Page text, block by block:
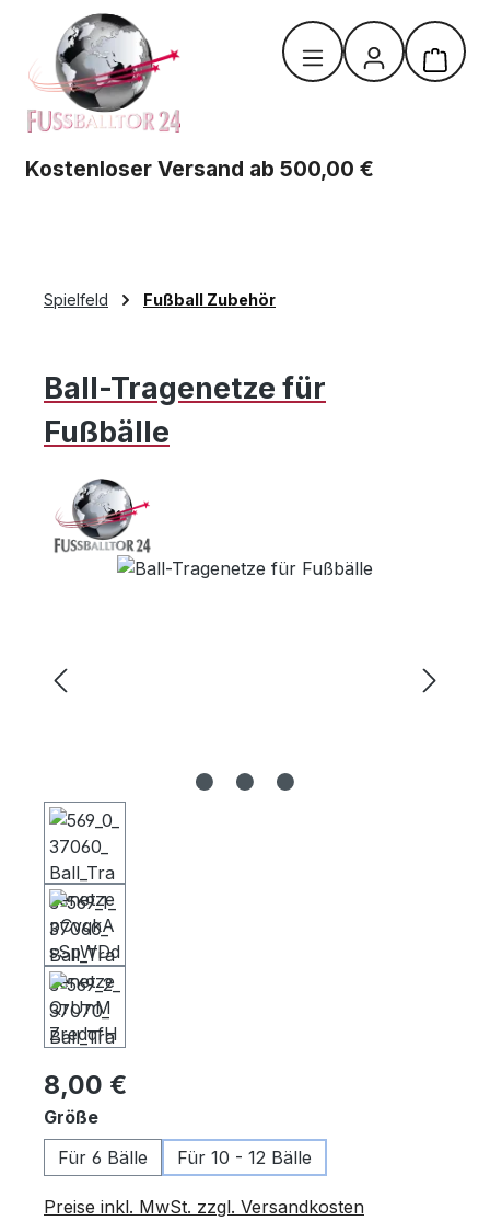
Zum Hauptinhalt springen
Kostenloser Versand ab 500,00 €
Spielfeld Fußball Zubehör
Ball-Tragenetze für
Fußbälle
Bildergalerie überspringen
Regulärer Preis:
8,00 €
Größeauswählen
Für 6 Bälle
Für 10 - 12 Bälle
Preise inkl. MwSt. zzgl. Versandkosten